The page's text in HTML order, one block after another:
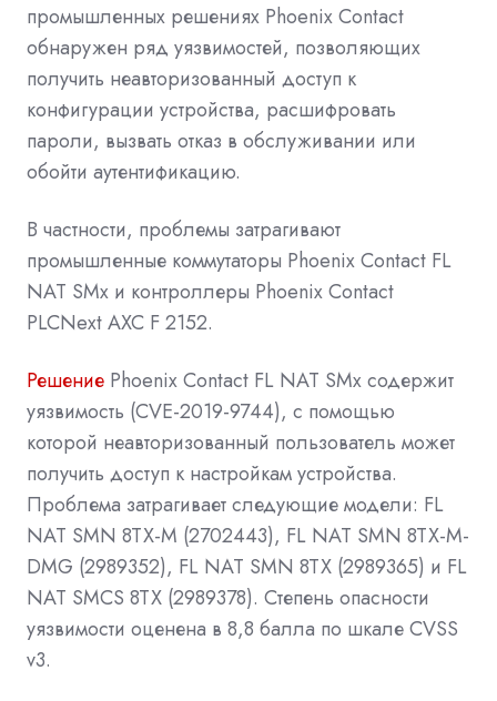
промышленных решениях Phoenix Contact
обнаружен ряд уязвимостей, позволяющих
получить неавторизованный доступ к
конфигурации устройства, расшифровать
пароли, вызвать отказ в обслуживании или
обойти аутентификацию.
В частности, проблемы затрагивают
промышленные коммутаторы Phoenix Contact FL
NAT SMx и контроллеры Phoenix Contact
PLCNext AXC F 2152.
Решение Phoenix Contact FL NAT SMx содержит
уязвимость (CVE-2019-9744), с помощью
которой неавторизованный пользователь может
получить доступ к настройкам устройства.
Проблема затрагивает следующие модели: FL
NAT SMN 8TX-M (2702443), FL NAT SMN 8TX-M-
DMG (2989352), FL NAT SMN 8TX (2989365) и FL
NAT SMCS 8TX (2989378). Степень опасности
уязвимости оценена в 8,8 балла по шкале CVSS
v3.